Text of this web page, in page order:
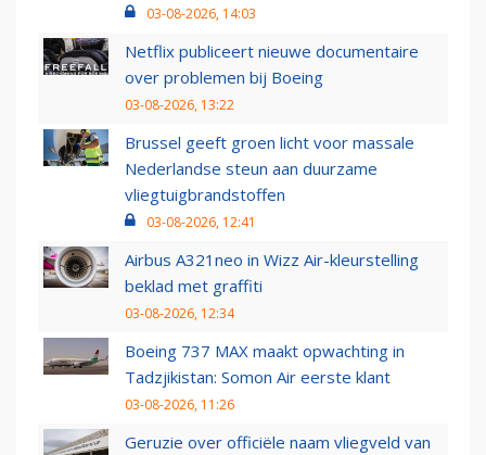
03-08-2026, 14:03
Netflix publiceert nieuwe documentaire
over problemen bij Boeing
03-08-2026, 13:22
Brussel geeft groen licht voor massale
Nederlandse steun aan duurzame
vliegtuigbrandstoffen
03-08-2026, 12:41
Airbus A321neo in Wizz Air-kleurstelling
beklad met graffiti
03-08-2026, 12:34
Boeing 737 MAX maakt opwachting in
Tadzjikistan: Somon Air eerste klant
03-08-2026, 11:26
Geruzie over officiële naam vliegveld van